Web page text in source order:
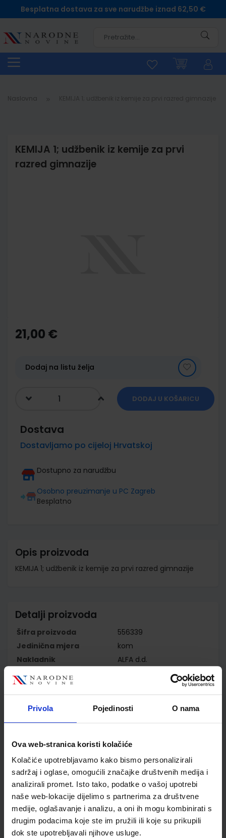
Privola Pojedinosti O nama
Ova web-stranica koristi kolačiće
Kolačiće upotrebljavamo kako bismo personalizirali
sadržaj i oglase, omogućili značajke društvenih medija i
analizirali promet. Isto tako, podatke o vašoj upotrebi
naše web-lokacije dijelimo s partnerima za društvene
medije, oglašavanje i analizu, a oni ih mogu kombinirati s
drugim podacima koje ste im pružili ili koje su prikupili
dok ste upotrebljavali njihove usluge.
Besplatna dostava za sve narudžbe iznad 62,50 €
Naslovna
KEMIJA 1; udžbenik iz kemije za prvi
razred gimnazije
the
beginning
gallery
21,00 €
Dodaj na listu želja
DODAJ U KOŠARICU
Dostava
Dostavljamo po cijeloj Hrvatskoj
Dostupno za narudžbu
Osobno preuzimanje u PC Zagreb
Besplatno
Opis proizvoda
KEMIJA 1; udžbenik iz kemije za prvi razred gimnazije
Detalji proizvoda
Šifra proizvoda
556339
Jedinična mjera
kom
Nakladnik
ALFA d.d.
Zora Popović Ljiljana
Školski razred
10 1.RAZRED SŠ
Vrsta školske knjige
UDŽBENIK
Vrsta škole